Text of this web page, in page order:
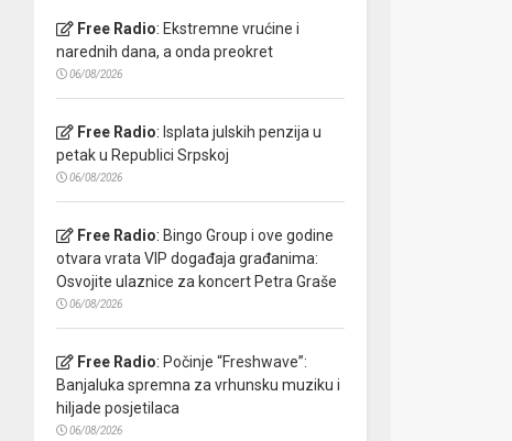
Free Radio: Ekstremne vrućine i
narednih dana, a onda preokret
06/08/2026
Free Radio: Isplata julskih penzija u
petak u Republici Srpskoj
06/08/2026
Free Radio: Bingo Group i ove godine
otvara vrata VIP događaja građanima:
Osvojite ulaznice za koncert Petra Graše
06/08/2026
Free Radio: Počinje “Freshwave”:
Banjaluka spremna za vrhunsku muziku i
hiljade posjetilaca
06/08/2026